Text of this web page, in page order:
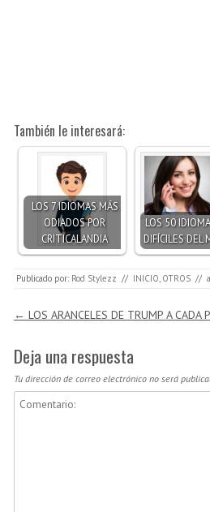
También le interesará:
LOS 7 IDIOMAS MÁS
ODIADOS POR
CRITICALANDIA
LOS 50
DIFÍCILES DEL
Publicado por: Rod Stylezz // INICIO OTROS //
Navegación de entradas
← LOS ARANCELES DE TRUMP A CADA
Deja una respuesta
Tu dirección de correo electrónico no será